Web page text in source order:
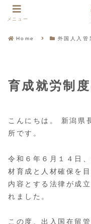
Home 外国人入管
育成就労制
こんにちは。 新潟県
所です。
令和６年６月１４日
材育成と人材確保を
内容とする法律が成
れました。
この度、出入国在留
メニュー